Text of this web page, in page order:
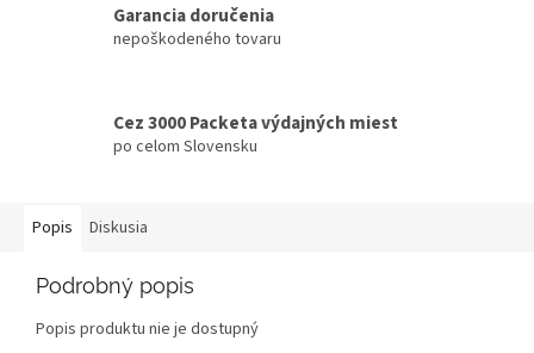
Garancia doručenia
nepoškodeného tovaru
Cez 3000 Packeta výdajných miest
po celom Slovensku
Popis Diskusia
Podrobný popis
Popis produktu nie je dostupný